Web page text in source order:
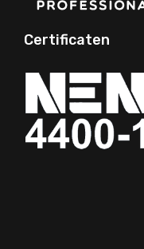
Certificaten